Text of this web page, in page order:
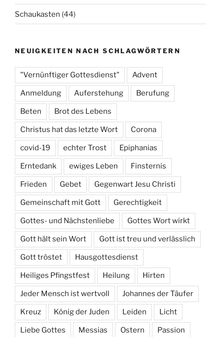
Schaukasten (44)
NEUIGKEITEN NACH SCHLAGWÖRTERN
"Vernünftiger Gottesdienst" Advent
Anmeldung Auferstehung Berufung
Beten Brot des Lebens
Christus hat das letzte Wort Corona
covid-19 echter Trost Epiphanias
Erntedank ewiges Leben Finsternis
Frieden Gebet Gegenwart Jesu Christi
Gemeinschaft mit Gott Gerechtigkeit
Gottes- und Nächstenliebe Gottes Wort wirkt
Gott hält sein Wort Gott ist treu und verlässlich
Gott tröstet Hausgottesdienst
Heiliges Pfingstfest Heilung Hirten
Jeder Mensch ist wertvoll Johannes der Täufer
Kreuz König der Juden Leiden Licht
Liebe Gottes Messias Ostern Passion